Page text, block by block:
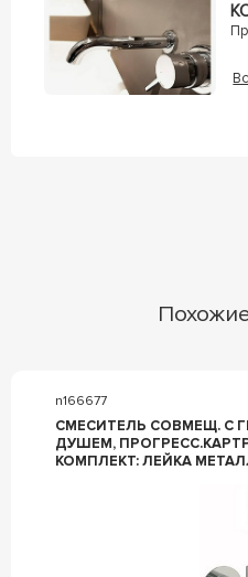
n166677
СМЕСИТЕЛЬ СОВМЕЩ. С
ДУШЕМ,
КОМПЛЕКТ: ЛЕЙКА